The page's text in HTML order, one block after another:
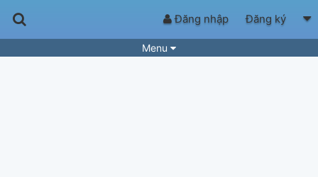
Đăng nhập Đăng ký
Menu